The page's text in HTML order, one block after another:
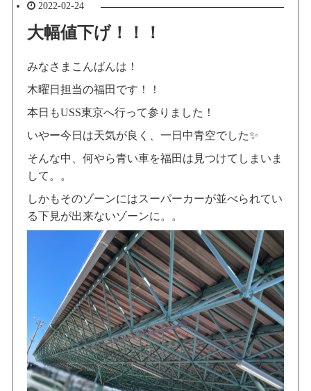
2022-02-24
大幅値下げ！！！
みなさまこんばんは！
木曜日担当の福田です！！
本日もUSS東京へ行って参りました！
いやー今日は天気が良く、一日中青空でした✨
そんな中、何やら青い車を福田は見つけてしまいま
して。。
しかもそのゾーンにはスーパーカーが並べられてい
る下見が出来ないゾーンに。。